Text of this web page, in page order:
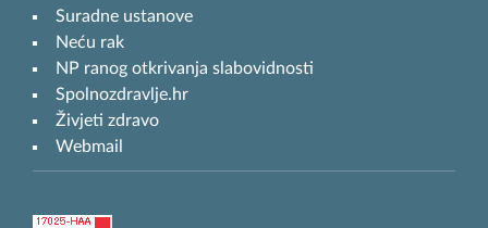
Suradne ustanove
Neću rak
NP ranog otkrivanja slabovidnosti
Spolnozdravlje.hr
Živjeti zdravo
Webmail